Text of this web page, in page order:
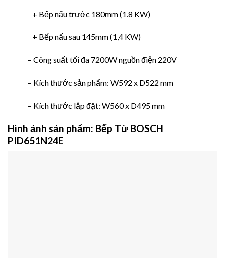
+ Bếp nấu trước 180mm (1.8 KW)
+ Bếp nấu sau 145mm (1,4 KW)
– Công suất tối đa 7200W nguồn điện 220V
– Kích thước sản phẩm: W592 x D522 mm
– Kích thước lắp đặt: W560 x D495 mm
Hình ảnh sản phẩm: Bếp Từ BOSCH
PID651N24E